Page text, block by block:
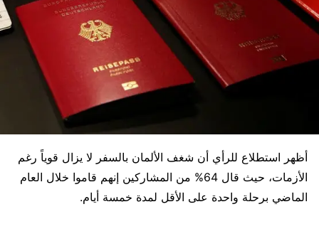
أظهر استطلاع للرأي أن شغف الألمان بالسفر لا يزال قوياً رغم
الأزمات، حيث قال 64% من المشاركين إنهم قاموا خلال العام
الماضي برحلة واحدة على الأقل لمدة خمسة أيام.